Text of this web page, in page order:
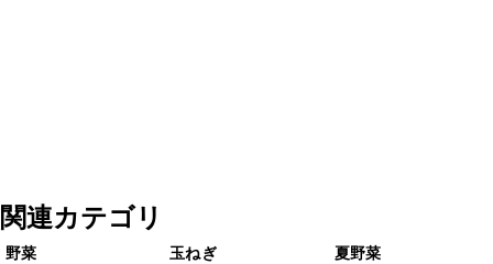
関連カテゴリ
野菜 玉ねぎ 夏野菜